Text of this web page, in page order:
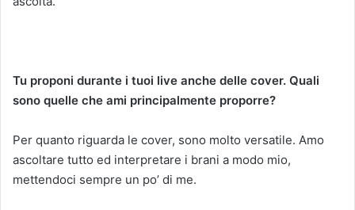
Tu proponi durante i tuoi live anche delle cover. Quali
sono quelle che ami principalmente proporre?
Per quanto riguarda le cover, sono molto versatile. Amo
ascoltare tutto ed interpretare i brani a modo mio,
mettendoci sempre un po’ di me.